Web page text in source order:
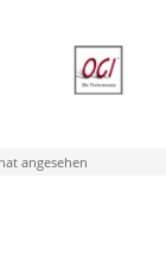
angesehen